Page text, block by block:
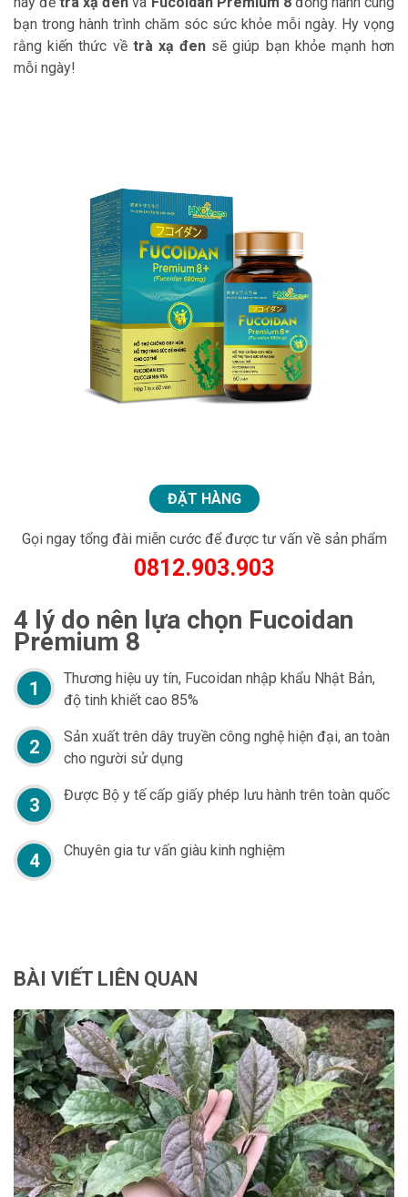
bạn trong hành trình chăm sóc sức khỏe mỗi ngày. Hy vọng
rằng kiến thức về trà xạ đen sẽ giúp bạn khỏe mạnh hơn
mỗi ngày!
ĐẶT HÀNG
Gọi ngay tổng đài miễn cước để được tư vấn về sản phẩm
0812.903.903
4 lý do nên lựa chọn Fucoidan
Premium 8
1
Thương hiệu uy tín, Fucoidan nhập khẩu Nhật Bản,
độ tinh khiết cao 85%
2
Sản xuất trên dây truyền công nghệ hiện đại, an toàn
cho người sử dụng
3 Được Bộ y tế cấp giấy phép lưu hành trên toàn quốc
4 Chuyên gia tư vấn giàu kinh nghiệm
BÀI VIẾT LIÊN QUAN